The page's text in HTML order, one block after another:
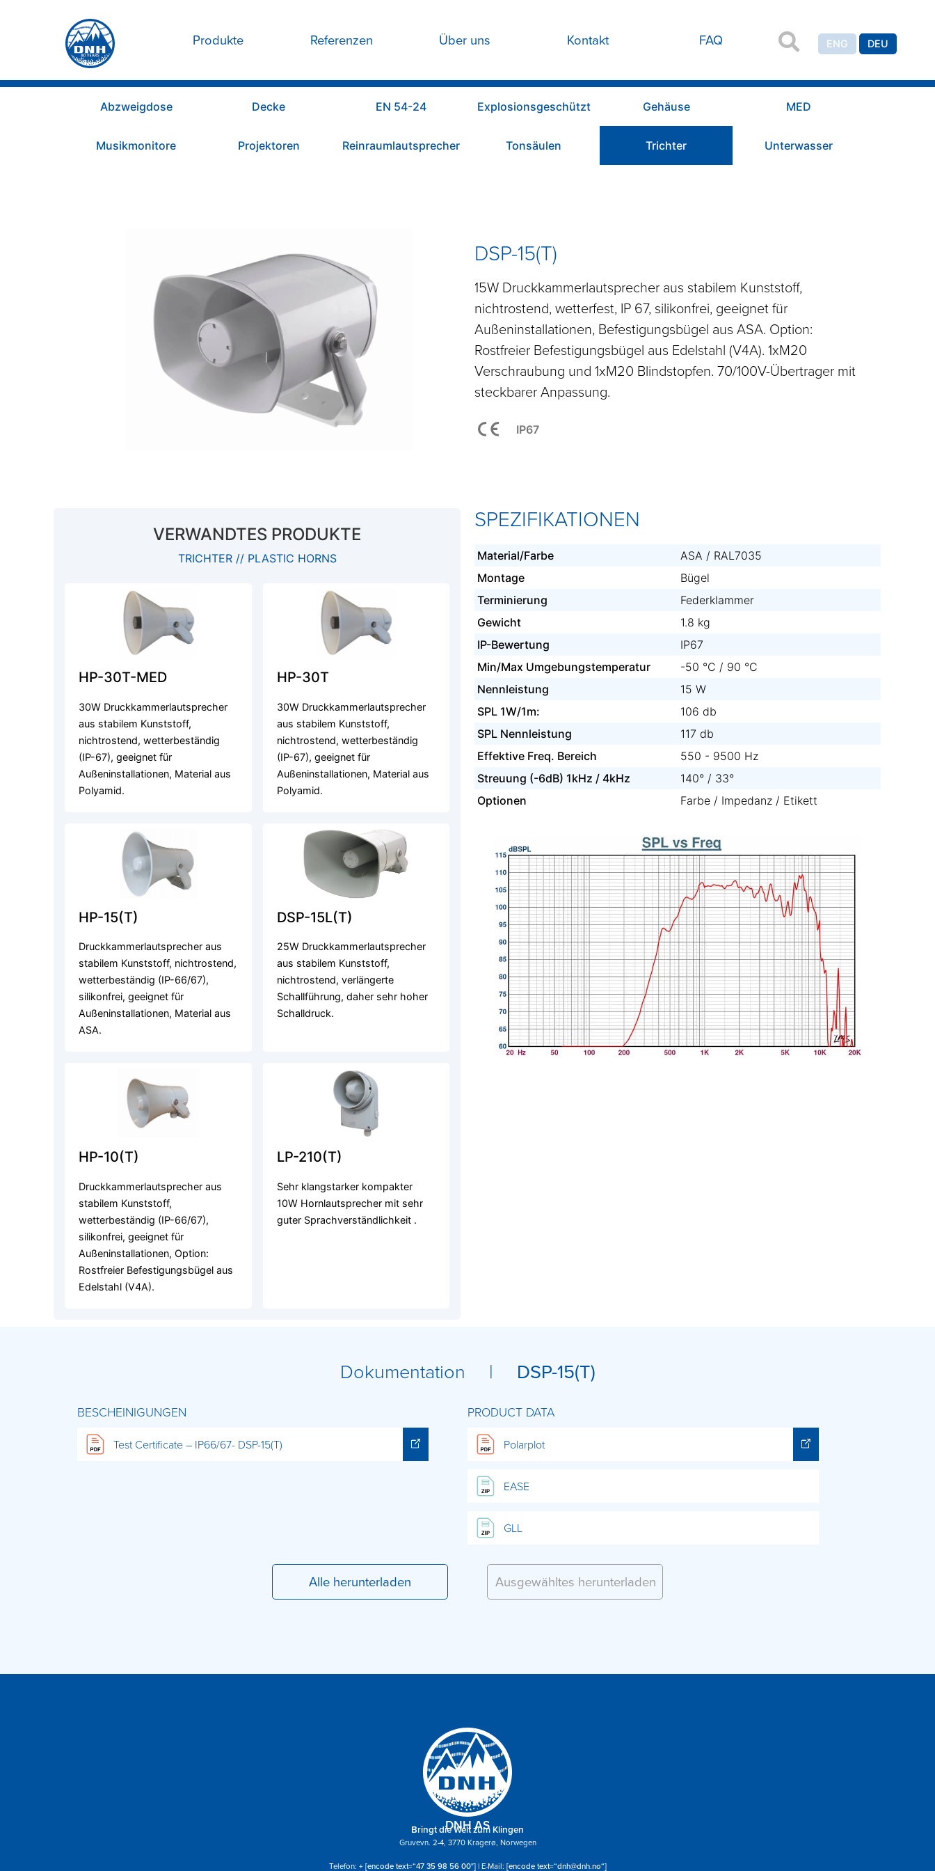
Produkte Referenzen Über uns Kontakt FAQ ENG DEU
Abzweigdose Decke EN 54-24 Explosionsgeschützt Gehäuse MED
Musikmonitore Projektoren Reinraumlautsprecher Tonsäulen Trichter Unterwasser
DSP-15(T)
15W Druckkammerlautsprecher aus stabilem Kunststoff,
nichtrostend, wetterfest, IP 67, silikonfrei, geeignet für
Außeninstallationen, Befestigungsbügel aus ASA. Option:
Rostfreier Befestigungsbügel aus Edelstahl (V4A). 1xM20
Verschraubung und 1xM20 Blindstopfen. 70/100V-Übertrager mit
steckbarer Anpassung.
IP67
VERWANDTES PRODUKTE
TRICHTER // PLASTIC HORNS
HP-30T-MED
30W Druckkammerlautsprecher
aus stabilem Kunststoff,
nichtrostend, wetterbeständig
(IP-67), geeignet für
Außeninstallationen, Material aus
Polyamid.
HP-30T
30W Druckkammerlautsprecher
aus stabilem Kunststoff,
nichtrostend, wetterbeständig
(IP-67), geeignet für
Außeninstallationen, Material aus
Polyamid.
HP-15(T)
Druckkammerlautsprecher aus
stabilem Kunststoff, nichtrostend,
wetterbeständig (IP-66/67),
silikonfrei, geeignet für
Außeninstallationen, Material aus
ASA.
DSP-15L(T)
25W Druckkammerlautsprecher
aus stabilem Kunststoff,
nichtrostend, verlängerte
Schallführung, daher sehr hoher
Schalldruck.
HP-10(T)
Druckkammerlautsprecher aus
stabilem Kunststoff,
wetterbeständig (IP-66/67),
silikonfrei, geeignet für
Außeninstallationen, Option:
Rostfreier Befestigungsbügel aus
Edelstahl (V4A).
LP-210(T)
Sehr klangstarker kompakter
10W Hornlautsprecher mit sehr
guter Sprachverständlichkeit .
SPEZIFIKATIONEN
Material/Farbe
ASA / RAL7035
Montage
Bügel
Terminierung
Federklammer
Gewicht
1.8 kg
IP-Bewertung
IP67
Min/Max Umgebungstemperatur
-50 °C / 90 °C
Nennleistung
15 W
SPL 1W/1m:
106 db
SPL Nennleistung
117 db
Effektive Freq. Bereich
550 - 9500 Hz
Streuung (-6dB) 1kHz / 4kHz
140° / 33°
Optionen
Farbe / Impedanz / Etikett
Dokumentation | DSP-15(T)
BESCHEINIGUNGEN
Test Certificate – IP66/67- DSP-15(T)
PRODUCT DATA
Polarplot
EASE
GLL
DNH AS
Bringt die Welt zum Klingen
Gruvevn. 2-4, 3770 Kragerø, Norwegen
Telefon: + [encode text=“47 35 98 56 00″]| E-Mail: [encode text=“dnh@dnh.no“]